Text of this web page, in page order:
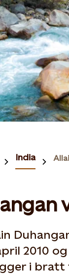
India
2010
i